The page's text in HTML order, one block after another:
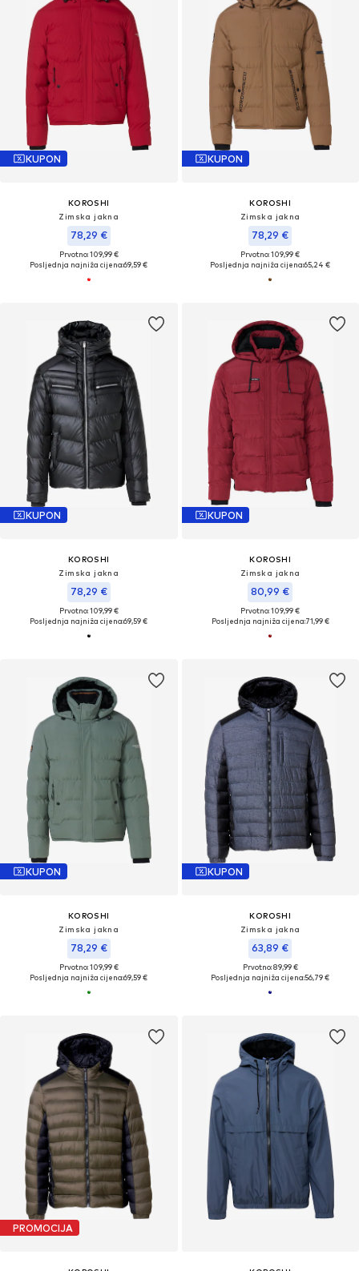
KUPON
KOROSHI
Zimska jakna
78,29 €
Prvotno: 109,99 €
Posljednja najniža cijena:69,59 €
KUPON
KOROSHI
Zimska jakna
78,29 €
Prvotno: 109,99 €
Posljednja najniža cijena:65,24 €
KUPON
KOROSHI
Zimska jakna
78,29 €
Prvotno: 109,99 €
Posljednja najniža cijena:69,59 €
KUPON
KOROSHI
Zimska jakna
80,99 €
Prvotno: 109,99 €
Posljednja najniža cijena:71,99 €
KUPON
KOROSHI
Zimska jakna
78,29 €
Prvotno: 109,99 €
Posljednja najniža cijena:69,59 €
KUPON
KOROSHI
Zimska jakna
63,89 €
Prvotno: 89,99 €
Posljednja najniža cijena:56,79 €
PROMOCIJA